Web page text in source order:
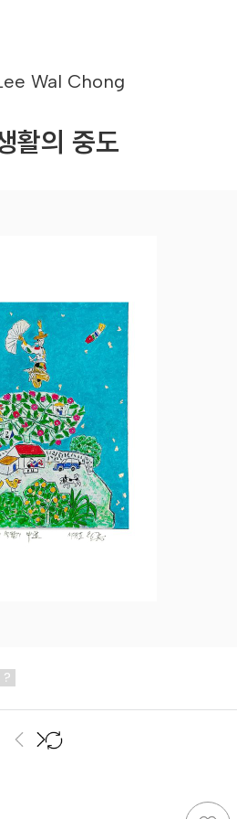
Wal Chong
활의 중도
?